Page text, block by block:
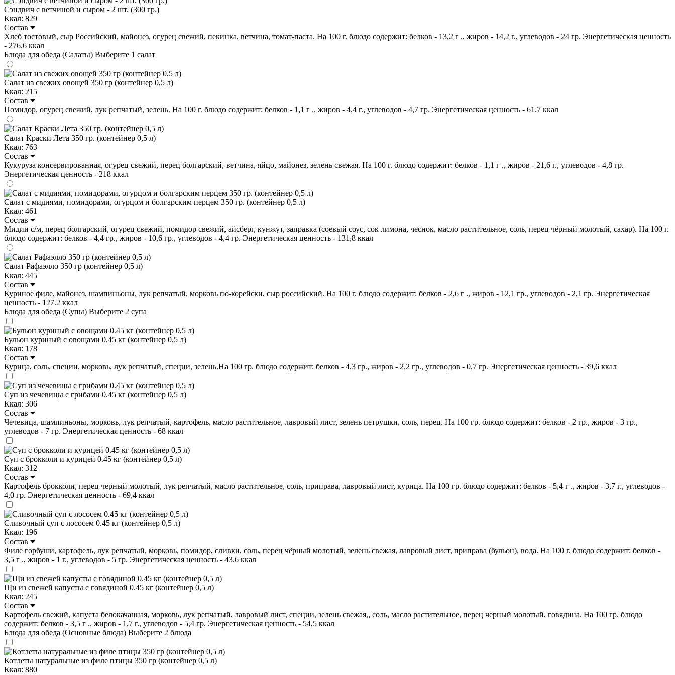
Сэндвич с ветчиной и сыром - 2 шт. (300 гр.)
Ккал: 829
Состав
Хлеб тостовый, сыр Российский, майонез, огурец свежий, пекинка, ветчина, томат-паста. На 100 г. блюдо содержит: белков - 13,2 г ., жиров - 14,2 г., углеводов - 24 гр. Энергетическая ценность
- 276,6 ккал
Блюда для обеда (Салаты) Выберите 1 салат
Салат из свежих овощей 350 гр (контейнер 0,5 л)
Ккал: 215
Состав
Помидор, огурец свежий, лук репчатый, зелень. На 100 г. блюдо содержит: белков - 1,1 г ., жиров - 4,4 г., углеводов - 4,7 гр. Энергетическая ценность - 61.7 ккал
Салат Краски Лета 350 гр. (контейнер 0,5 л)
Ккал: 763
Состав
Кукуруза консервированная, огурец свежий, перец болгарский, ветчина, яйцо, майонез, зелень свежая. На 100 г. блюдо содержит: белков - 1,1 г ., жиров - 21,6 г., углеводов - 4,8 гр.
Энергетическая ценность - 218 ккал
Салат с мидиями, помидорами, огурцом и болгарским перцем 350 гр. (контейнер 0,5 л)
Ккал: 461
Состав
Мидии с/м, перец болгарский, огурец свежий, помидор свежий, айсберг, кунжут, заправка (соевый соус, сок лимона, чеснок, масло растительное, соль, перец чёрный молотый, сахар). На 100 г.
блюдо содержит: белков - 4,4 гр., жиров - 10,6 гр., углеводов - 4,4 гр. Энергетическая ценность - 131,8 ккал
Салат Рафаэлло 350 гр (контейнер 0,5 л)
Ккал: 445
Состав
Куриное филе, майонез, шампиньоны, лук репчатый, морковь по-корейски, сыр российский. На 100 г. блюдо содержит: белков - 2,6 г ., жиров - 12,1 гр., углеводов - 2,1 гр. Энергетическая
ценность - 127.2 ккал
Блюда для обеда (Супы) Выберите 2 супа
Бульон куриный с овощами 0.45 кг (контейнер 0,5 л)
Ккал: 178
Состав
Курица, соль, специи, морковь, лук репчатый, специи, зелень.На 100 гр. блюдо содержит: белков - 4,3 гр., жиров - 2,2 гр., углеводов - 0,7 гр. Энергетическая ценность - 39,6 ккал
Суп из чечевицы с грибами 0.45 кг (контейнер 0,5 л)
Ккал: 306
Состав
Чечевица, шампиньоны, морковь, лук репчатый, картофель, масло растительное, лавровый лист, зелень петрушки, соль, перец. На 100 гр. блюдо содержит: белков - 2 гр., жиров - 3 гр.,
углеводов - 7 гр. Энергетическая ценность - 68 ккал
Суп с брокколи и курицей 0.45 кг (контейнер 0,5 л)
Ккал: 312
Состав
Картофель брокколи, перец черный молотый, лук репчатый, масло растительное, соль, приправа, лавровый лист, курица. На 100 гр. блюдо содержит: белков - 5,4 г ., жиров - 3,7 г., углеводов -
4,0 гр. Энергетическая ценность - 69,4 ккал
Сливочный суп с лососем 0.45 кг (контейнер 0,5 л)
Ккал: 196
Состав
Филе горбуши, картофель, лук репчатый, морковь, помидор, сливки, соль, перец чёрный молотый, зелень свежая, лавровый лист, приправа (бульон), вода. На 100 г. блюдо содержит: белков -
3,5 г ., жиров - 1 г., углеводов - 5 гр. Энергетическая ценность - 43.6 ккал
Щи из свежей капусты с говядиной 0.45 кг (контейнер 0,5 л)
Ккал: 245
Состав
Картофель свежий, капуста белокачанная, морковь, лук репчатый, лавровый лист, специи, зелень свежая,, соль, масло растительное, перец черный молотый, говядина. На 100 гр. блюдо
содержит: белков - 3,5 г ., жиров - 1,7 г., углеводов - 5,4 гр. Энергетическая ценность - 54,5 ккал
Блюда для обеда (Основные блюда) Выберите 2 блюда
Котлеты натуральные из филе птицы 350 гр (контейнер 0,5 л)
Ккал: 880